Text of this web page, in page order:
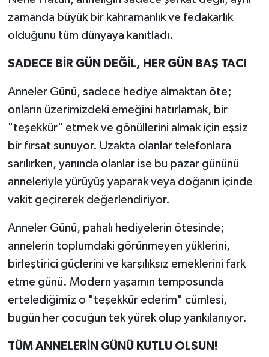
zamanda büyük bir kahramanlık ve fedakarlık
olduğunu tüm dünyaya kanıtladı.
SADECE BİR GÜN DEĞİL, HER GÜN BAŞ TACI
Anneler Günü, sadece hediye almaktan öte;
onların üzerimizdeki emeğini hatırlamak, bir
"teşekkür" etmek ve gönüllerini almak için eşsiz
bir fırsat sunuyor. Uzakta olanlar telefonlara
sarılırken, yanında olanlar ise bu pazar gününü
anneleriyle yürüyüş yaparak veya doğanın içinde
vakit geçirerek değerlendiriyor.
Anneler Günü, pahalı hediyelerin ötesinde;
annelerin toplumdaki görünmeyen yüklerini,
birleştirici güçlerini ve karşılıksız emeklerini fark
etme günü. Modern yaşamın temposunda
ertelediğimiz o "teşekkür ederim" cümlesi,
bugün her çocuğun tek yürek olup yankılanıyor.
TÜM ANNELERİN GÜNÜ KUTLU OLSUN!